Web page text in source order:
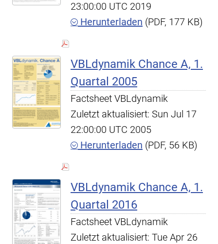
23:00:00 UTC 2019
Herunterladen (PDF, 177 KB)
VBLdynamik Chance A, 1.
Quartal 2005
Factsheet VBLdynamik
Zuletzt aktualisiert: Sun Jul 17
22:00:00 UTC 2005
Herunterladen (PDF, 56 KB)
VBLdynamik Chance A, 1.
Quartal 2016
Factsheet VBLdynamik
Zuletzt aktualisiert: Tue Apr 26